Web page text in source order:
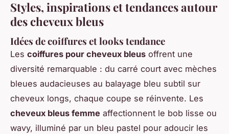
Styles, inspirations et tendances autour
des cheveux bleus
Idées de coiffures et looks tendance
Les coiffures pour cheveux bleus offrent une
diversité remarquable : du carré court avec mèches
bleues audacieuses au balayage bleu subtil sur
cheveux longs, chaque coupe se réinvente. Les
cheveux bleus femme affectionnent le bob lisse ou
wavy, illuminé par un bleu pastel pour adoucir les